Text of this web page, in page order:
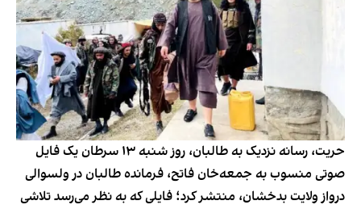
حریت، رسانه نزدیک به طالبان، روز شنبه ۱۳ سرطان یک فایل
صوتی منسوب به جمعه‌خان فاتح، فرمانده طالبان در ولسوالی
درواز ولایت بدخشان، منتشر کرد؛ فایلی که به نظر می‌رسد تلاشی